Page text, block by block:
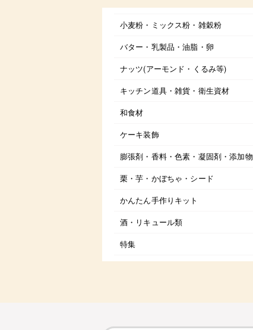
小麦粉・ミックス粉・雑穀粉
バター・乳製品・油脂・卵
ナッツ(アーモンド・くるみ等)
キッチン道具・雑貨・衛生資材
和食材
ケーキ装飾
膨張剤・香料・色素・凝固剤・添加物
栗・芋・かぼちゃ・シード
かんたん手作りキット
酒・リキュール類
特集